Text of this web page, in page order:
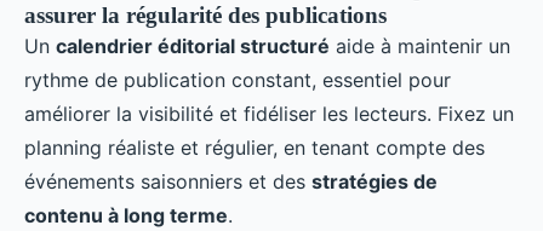
assurer la régularité des publications
Un calendrier éditorial structuré aide à maintenir un
rythme de publication constant, essentiel pour
améliorer la visibilité et fidéliser les lecteurs. Fixez un
planning réaliste et régulier, en tenant compte des
événements saisonniers et des stratégies de
contenu à long terme.